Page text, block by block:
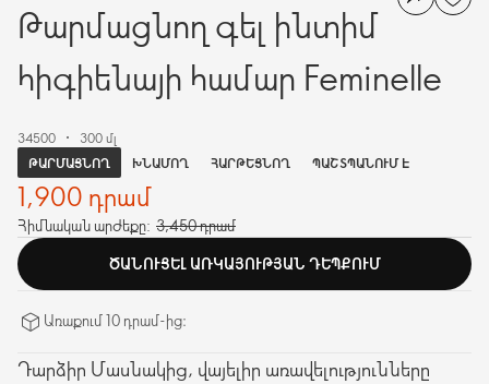
Թարմացնող գել ինտիմ
հիգիենայի համար Feminelle
34500
300 մլ
ԹԱՐՄԱՑՆՈՂ
ԽՆԱՄՈՂ ՀԱՐԹԵՑՆՈՂ ՊԱՇՏՊԱՆՈՒՄ Է
1,900 դրամ
Հիմնական արժեքը: 3,450 դրամ
ԾԱՆՈՒՑԵԼ ԱՌԿԱՅՈՒԹՅԱՆ ԴԵՊՔՈՒՄ
Առաքում 10 դրամ-ից։
Դարձիր Մասնակից, վայելիր առավելությունները